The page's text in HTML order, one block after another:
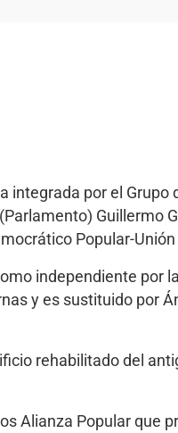
por el Grupo
Guillermo
Popular-
independiente por
y es sustituido por
rehabilitado del
Alianza Popular que